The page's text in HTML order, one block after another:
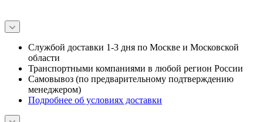
Банковские карты
Службой доставки 1-3 дня по Москве и Московской
области
Транспортными компаниями в любой регион России
Самовывоз (по предварительному подтверждению
менеджером)